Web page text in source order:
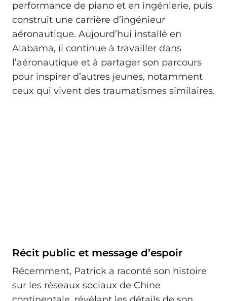
performance de piano et en ingénierie, puis
construit une carrière d’ingénieur
aéronautique. Aujourd’hui installé en
Alabama, il continue à travailler dans
l’aéronautique et à partager son parcours
pour inspirer d’autres jeunes, notamment
ceux qui vivent des traumatismes similaires.
Récit public et message d’espoir
Récemment, Patrick a raconté son histoire
sur les réseaux sociaux de Chine